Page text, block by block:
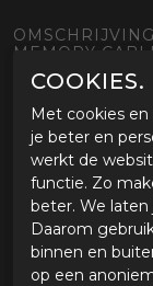
MEMORY
memorycable
Herinnert je
ontgrendelen.
het andere aan
sleutelhanger
Cable dient als
Eén uiteinde
andere is
COOKIES.
Met cookies
je beter en
werkt de
functie. Zo
beter. We
Daarom
binnen en
op een